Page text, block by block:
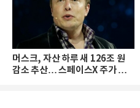
머스크, 자산 하루 새 126조 원
감소 추산… 스페이스X 주가 하